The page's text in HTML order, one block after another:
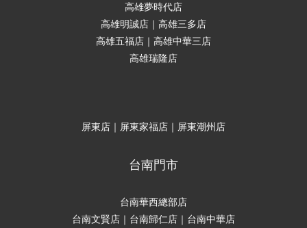
高雄夢時代店
高雄明誠店｜高雄三多店
高雄五福店｜高雄中華三店
高雄瑞隆店
屏東店｜屏東家福店｜屏東潮州店
台南門市
台南華西總部店
台南文賢店｜台南歸仁店｜台南中華店